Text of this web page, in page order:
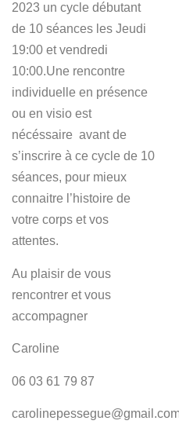
2023 un cycle débutant
de 10 séances les Jeudi
19:00 et vendredi
10:00.Une rencontre
individuelle en présence
ou en visio est
nécéssaire avant de
s’inscrire à ce cycle de 10
séances, pour mieux
connaitre l’histoire de
votre corps et vos
attentes.
Au plaisir de vous
rencontrer et vous
accompagner
Caroline
06 03 61 79 87